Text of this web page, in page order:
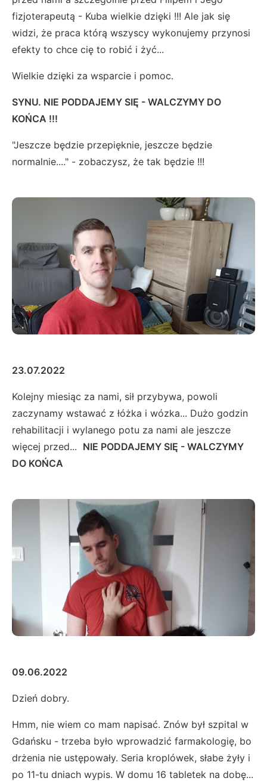
fizjoterapeutą - Kuba wielkie dzięki !!! Ale jak się
widzi, że praca którą wszyscy wykonujemy przynosi
efekty to chce cię to robić i żyć...
Wielkie dzięki za wsparcie i pomoc.
SYNU. NIE PODDAJEMY SIĘ - WALCZYMY DO
KOŃCA !!!
"Jeszcze będzie przepięknie, jeszcze będzie
normalnie...." - zobaczysz, że tak będzie !!!
23.07.2022
Kolejny miesiąc za nami, sił przybywa, powoli
zaczynamy wstawać z łóżka i wózka... Dużo godzin
rehabilitacji i wylanego potu za nami ale jeszcze
więcej przed... NIE PODDAJEMY SIĘ - WALCZYMY
DO KOŃCA
09.06.2022
Dzień dobry.
Hmm, nie wiem co mam napisać. Znów był szpital w
Gdańsku - trzeba było wprowadzić farmakologię, bo
drżenia nie ustępowały. Seria kroplówek, słabe żyły i
po 11-tu dniach wypis. W domu 16 tabletek na dobę...